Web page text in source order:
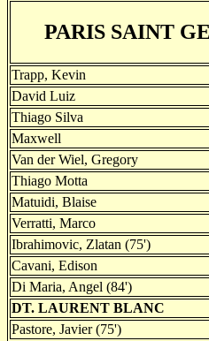
PARIS SAINT
Trapp, Kevin
David Luiz
Thiago Silva
Maxwell
Van der Wiel, Gregory
Thiago Motta
Matuidi, Blaise
Verratti, Marco
Ibrahimovic, Zlatan (75')
Cavani, Edison
Di Maria, Angel (84')
DT. LAURENT BLANC
Pastore, Javier (75')